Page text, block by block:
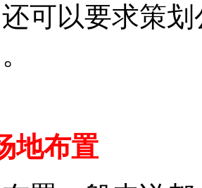
可以要求策
地布置